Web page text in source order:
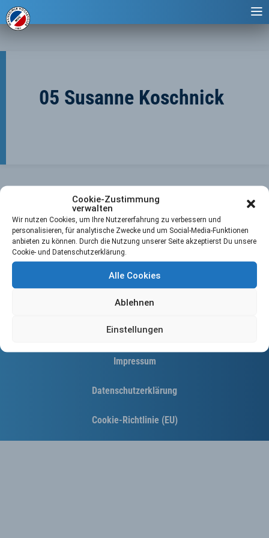
Cookie-Zustimmung
verwalten
Wir nutzen Cookies, um Ihre Nutzererfahrung zu verbessern und
personalisieren, für analytische Zwecke und um Social-Media-Funktionen
anbieten zu können. Durch die Nutzung unserer Seite akzeptierst Du unsere
Cookie- und Datenschutzerklärung.
Alle Cookies
Ablehnen
Einstellungen
05 Susanne Koschnick
Vorheriger Player Nächster Player
Kontakt
Impressum
Datenschutzerklärung
Cookie-Richtlinie (EU)